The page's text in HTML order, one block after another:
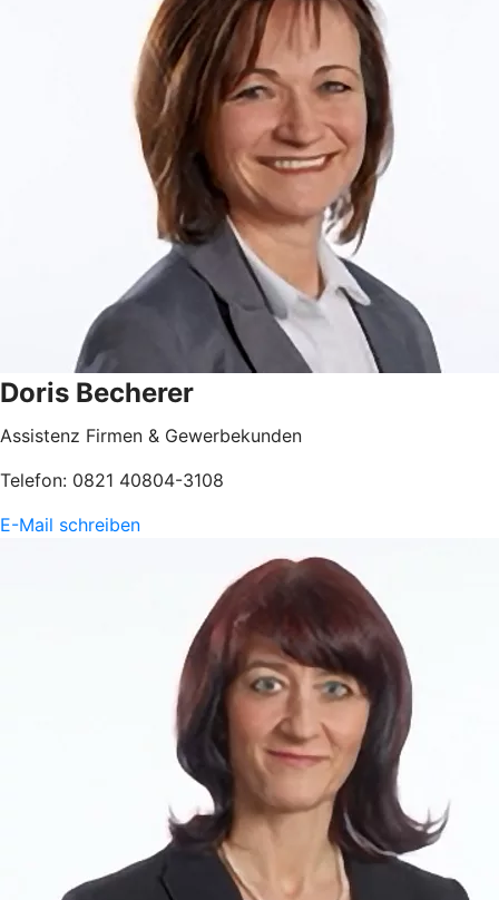
Doris Becherer
Assistenz Firmen & Gewerbekunden
Telefon: 0821 40804-3108
E-Mail schreiben